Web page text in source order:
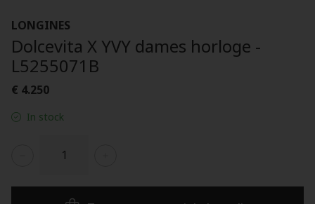
LONGINES
Dolcevita X YVY dames horloge -
L5255071B
€ 4.250
In stock